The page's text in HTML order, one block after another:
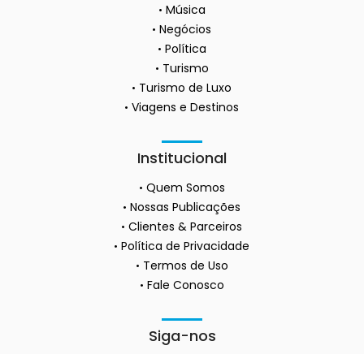
Música
Negócios
Política
Turismo
Turismo de Luxo
Viagens e Destinos
Institucional
Quem Somos
Nossas Publicações
Clientes & Parceiros
Política de Privacidade
Termos de Uso
Fale Conosco
Siga-nos